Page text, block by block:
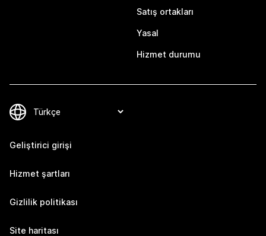
Satış ortakları
Yasal
Hizmet durumu
Geliştirici girişi
Hizmet şartları
Gizlilik politikası
Site haritası